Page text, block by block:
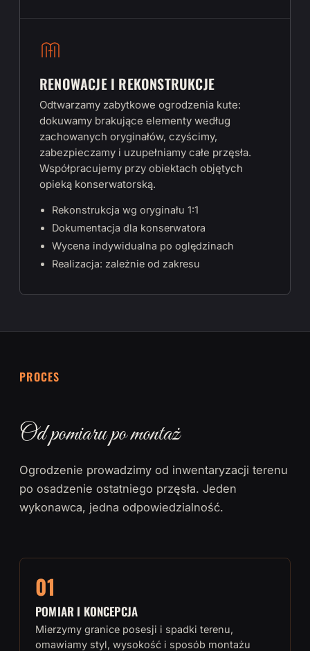
RENOWACJE I REKONSTRUKCJE
Odtwarzamy zabytkowe ogrodzenia kute:
dokuwamy brakujące elementy według
zachowanych oryginałów, czyścimy,
zabezpieczamy i uzupełniamy całe przęsła.
Współpracujemy przy obiektach objętych
opieką konserwatorską.
Rekonstrukcja wg oryginału 1:1
Dokumentacja dla konserwatora
Wycena indywidualna po oględzinach
Realizacja: zależnie od zakresu
PROCES
Od pomiaru po montaż
Ogrodzenie prowadzimy od inwentaryzacji terenu
po osadzenie ostatniego przęsła. Jeden
wykonawca, jedna odpowiedzialność.
01
POMIAR I KONCEPCJA
Mierzymy granice posesji i spadki terenu,
omawiamy styl, wysokość i sposób montażu